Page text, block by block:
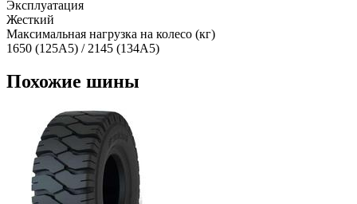
Эксплуатация
Жесткий
Максимальная нагрузка на колесо (кг)
1650 (125A5) / 2145 (134A5)
Похожие шины